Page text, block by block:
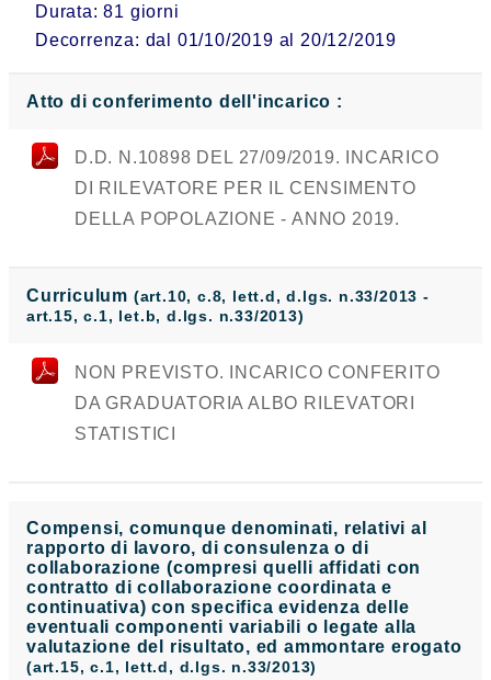
Durata: 81 giorni
Decorrenza: dal 01/10/2019 al 20/12/2019
Atto di conferimento dell'incarico :
D.D. N.10898 DEL 27/09/2019. INCARICO
DI RILEVATORE PER IL CENSIMENTO
DELLA POPOLAZIONE - ANNO 2019.
Curriculum (art.10, c.8, lett.d, d.lgs. n.33/2013 -
art.15, c.1, let.b, d.lgs. n.33/2013)
NON PREVISTO. INCARICO CONFERITO
DA GRADUATORIA ALBO RILEVATORI
STATISTICI
Compensi, comunque denominati, relativi al
rapporto di lavoro, di consulenza o di
collaborazione (compresi quelli affidati con
contratto di collaborazione coordinata e
continuativa) con specifica evidenza delle
eventuali componenti variabili o legate alla
valutazione del risultato, ed ammontare erogato
(art.15, c.1, lett.d, d.lgs. n.33/2013)